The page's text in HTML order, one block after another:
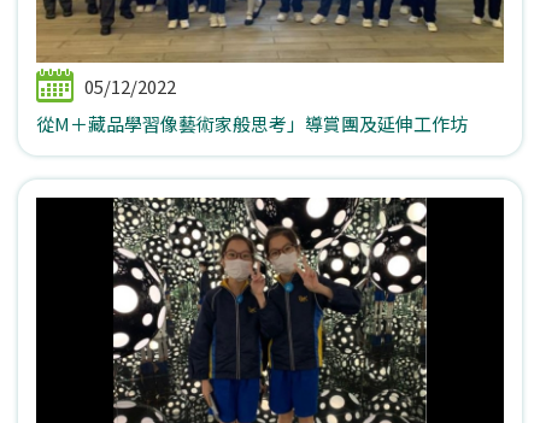
05/12/2022
從M＋藏品學習像藝術家般思考」導賞團及延伸工作坊